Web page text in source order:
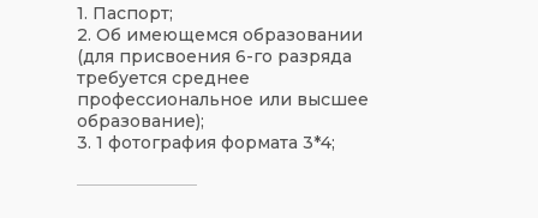
1. Паспорт;
2. Об имеющемся образовании
(для присвоения 6-го разряда
требуется среднее
профессиональное или высшее
образование);
3. 1 фотография формата 3*4;